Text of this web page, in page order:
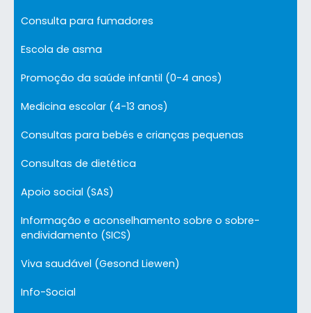
Consulta para fumadores
Escola de asma
Promoção da saúde infantil (0-4 anos)
Medicina escolar (4-13 anos)
Consultas para bebés e crianças pequenas
Consultas de dietética
Apoio social (SAS)
Informação e aconselhamento sobre o sobre-
endividamento (SICS)
Viva saudável (Gesond Liewen)
Info-Social